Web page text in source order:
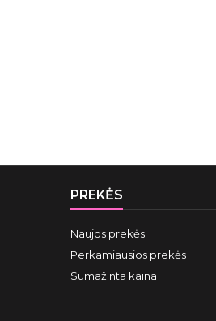
PREKĖS
Naujos prekės
Perkamiausios prekės
Sumažinta kaina